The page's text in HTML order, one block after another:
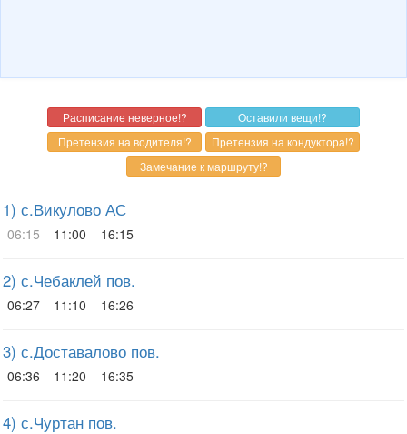
1) с.Викулово АС
06:15 11:00 16:15
2) с.Чебаклей пов.
06:27 11:10 16:26
3) с.Доставалово пов.
06:36 11:20 16:35
4) с.Чуртан пов.